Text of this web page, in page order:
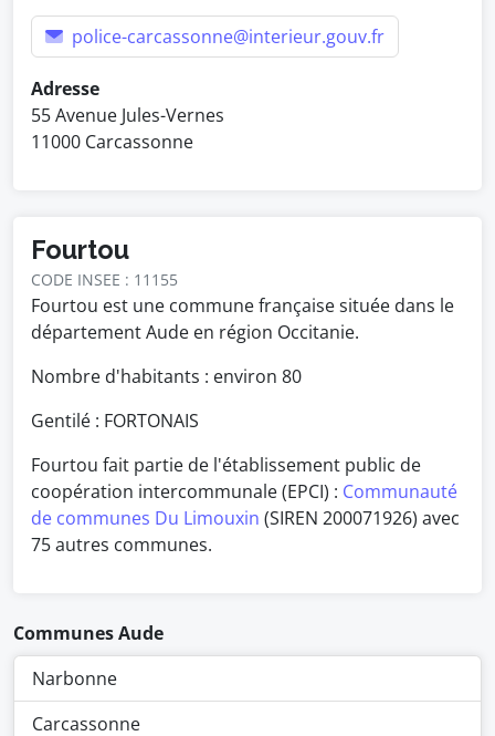
police-carcassonne@interieur.gouv.fr
Adresse
55 Avenue Jules-Vernes
11000 Carcassonne
Fourtou
CODE INSEE : 11155
Fourtou est une commune française située dans le
département Aude en région Occitanie.
Nombre d'habitants : environ 80
Gentilé : FORTONAIS
Fourtou fait partie de l'établissement public de
coopération intercommunale (EPCI) : Communauté
de communes Du Limouxin (SIREN 200071926) avec
75 autres communes.
Communes Aude
Narbonne
Carcassonne